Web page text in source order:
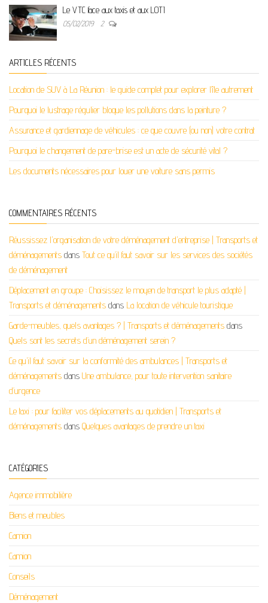
Le VTC face aux taxis et aux LOTI
05/02/2019 2
ARTICLES RÉCENTS
Location de SUV à La Réunion : le guide complet pour explorer l’île autrement
Pourquoi le lustrage régulier bloque les pollutions dans la peinture ?
Assurance et gardiennage de véhicules : ce que couvre (ou non) votre contrat
Pourquoi le changement de pare-brise est un acte de sécurité vital ?
Les documents nécessaires pour louer une voiture sans permis
COMMENTAIRES RÉCENTS
Réussissez l'organisation de votre déménagement d'entreprise | Transports et
déménagements dans Tout ce qu’il faut savoir sur les services des sociétés
de déménagement
Déplacement en groupe : Choisissez le moyen de transport le plus adapté |
Transports et déménagements dans La location de véhicule touristique
Garde-meubles, quels avantages ? | Transports et déménagements dans
Quels sont les secrets d’un déménagement serein ?
Ce qu'il faut savoir sur la conformité des ambulances | Transports et
déménagements dans Une ambulance, pour toute intervention sanitaire
d’urgence
Le taxi : pour faciliter vos déplacements au quotidien | Transports et
déménagements dans Quelques avantages de prendre un taxi
CATÉGORIES
Agence immobilière
Biens et meubles
Camion
Camion
Conseils
Déménagement